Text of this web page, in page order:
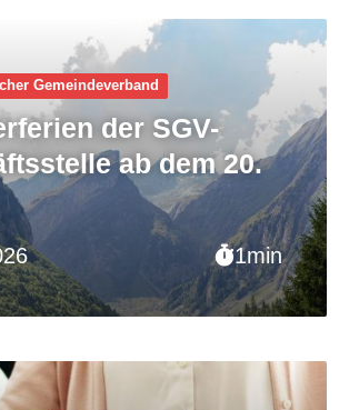
1min
Gemeinde­verband
der SGV-
ab dem 20.